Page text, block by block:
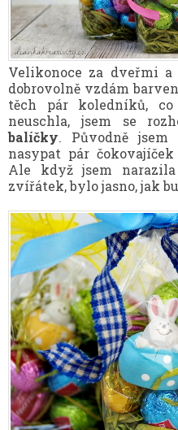
Velikonoce za dveřmi a
dobrovolně vzdám
těch pár koledníků,
neuschla, jsem se
balíčky. Původně
nasypat pár
Ale když jsem
zvířátek, bylo jasno, jak